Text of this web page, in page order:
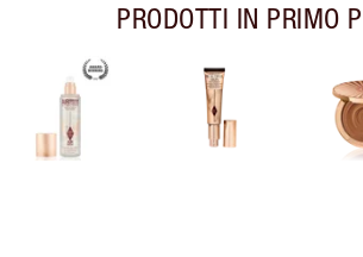
PRODOTTI IN PRIMO